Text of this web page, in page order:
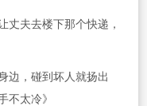
丈夫去楼下那个快递，
边，碰到坏人就扬出
不太冷》